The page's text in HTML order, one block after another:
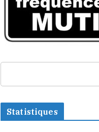
Statistiques